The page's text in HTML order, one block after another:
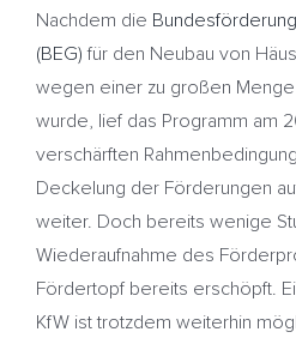
Nachdem die
(BEG) für den Neubau von
wegen einer zu großen
wurde, lief das Programm am
verschärften
Deckelung der Förderungen
weiter. Doch bereits wenige
Wiederaufnahme des
Fördertopf bereits erschöpft.
KfW ist trotzdem weiterhin